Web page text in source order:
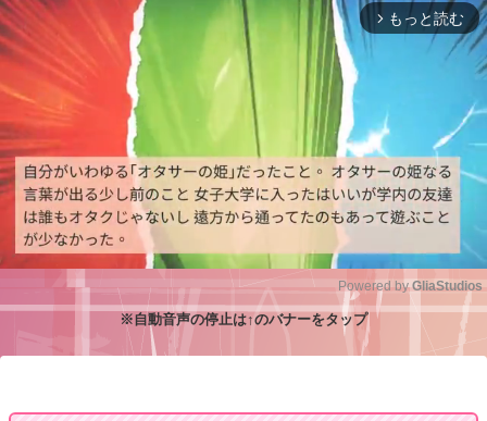
arrow_forward_ios もっと読む
Powered by GliaStudios
※自動音声の停止は↑のバナーをタップ